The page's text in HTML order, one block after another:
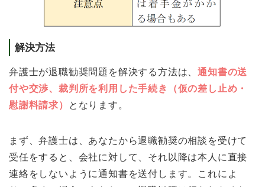
解決方法
弁護士が退職勧奨問題を解決する方法は、通知書の送
付や交渉、裁判所を利用した手続き（仮の差し止め・
慰謝料請求）
となります。
まず、弁護士は、あなたから退職勧奨の相談を受けて
受任をすると、会社に対して、それ以降は本人に直接
連絡をしないように通知書を送付します。これによ